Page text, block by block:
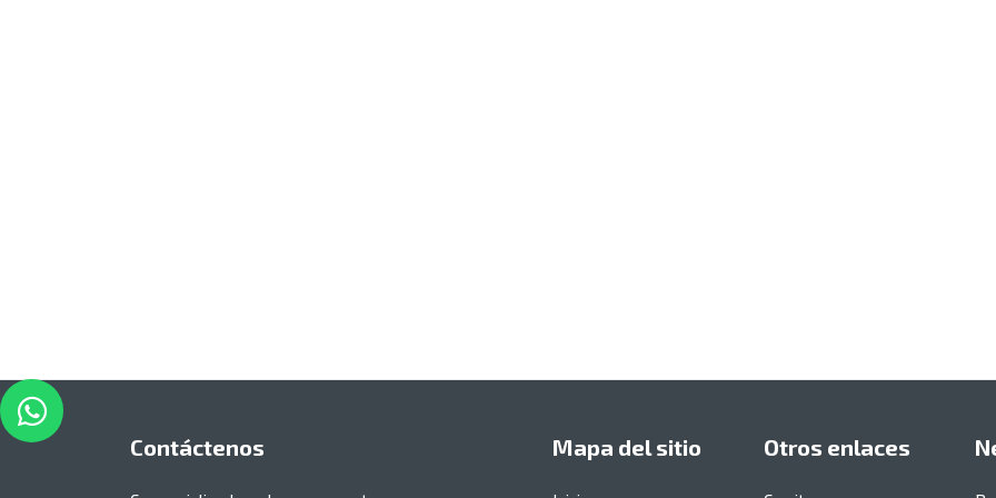
Contáctenos Mapa del sitio Otros enlaces